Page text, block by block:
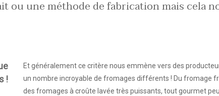
ou une méthode de fabrication mais cela
!
Et généralement ce critère nous emmène vers des
un nombre incroyable de fromages différents ! Du fromage
des fromages à croûte lavée très puissants, tout gourmet